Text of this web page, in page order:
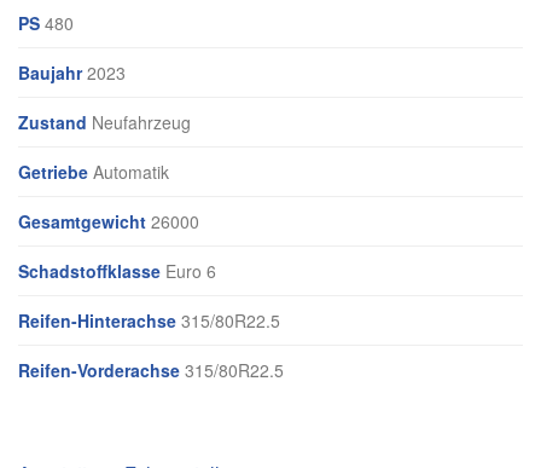
PS 480
Baujahr2023
Zustand Neufahrzeug
Getriebe Automatik
Gesamtgewicht 26000
Schadstoffklasse Euro 6
Reifen-Hinterachse 315/80R22.5
Reifen-Vorderachse 315/80R22.5